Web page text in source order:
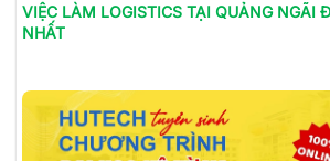
VIỆC LÀM LOGISTICS TẠI QUẢNG NGÃI
NHẤT